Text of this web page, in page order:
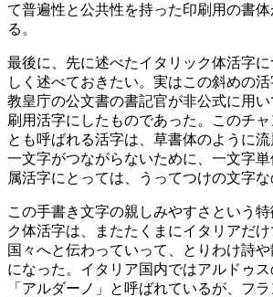
て普遍性と公共性を持った印刷用の書
る。
最後に、先に述べたイタリック体活字
しく述べておきたい。実はこの斜めの
教皇庁の公文書の書記官が非公式に用
刷用活字にしたものであった。このチ
とも呼ばれる活字は、草書体のように
一文字がつながらないために、一文字
属活字にとっては、うってつけの文字な
この手書き文字の親しみやすさという
ク体活字は、またたくまにイタリアだ
国々へと伝わっていって、とりわけ詩
になった。イタリア国内ではアルドゥ
「アルダーノ」と呼ばれているが、フ